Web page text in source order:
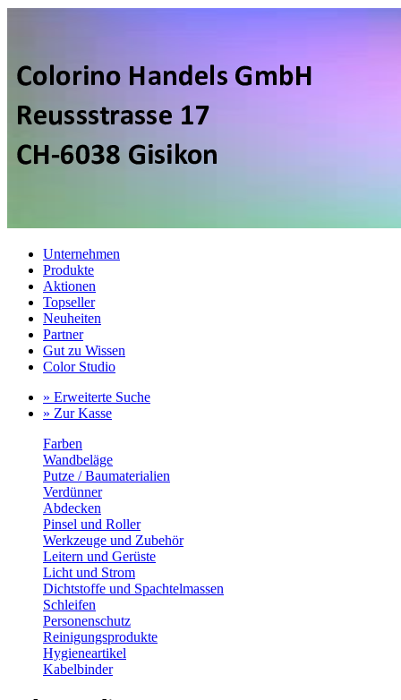
Unternehmen
Produkte
Aktionen
Topseller
Neuheiten
Partner
Gut zu Wissen
Color Studio
» Erweiterte Suche
» Zur Kasse
Farben
Wandbeläge
Putze / Baumaterialien
Verdünner
Abdecken
Pinsel und Roller
Werkzeuge und Zubehör
Leitern und Gerüste
Licht und Strom
Dichtstoffe und Spachtelmassen
Schleifen
Personenschutz
Reinigungsprodukte
Hygieneartikel
Kabelbinder